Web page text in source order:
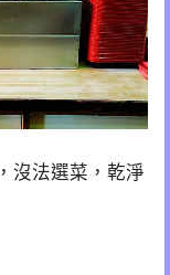
，沒法選菜，乾淨